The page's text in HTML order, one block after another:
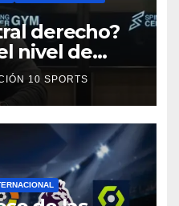
derecho?
nivel de
10 SPORTS